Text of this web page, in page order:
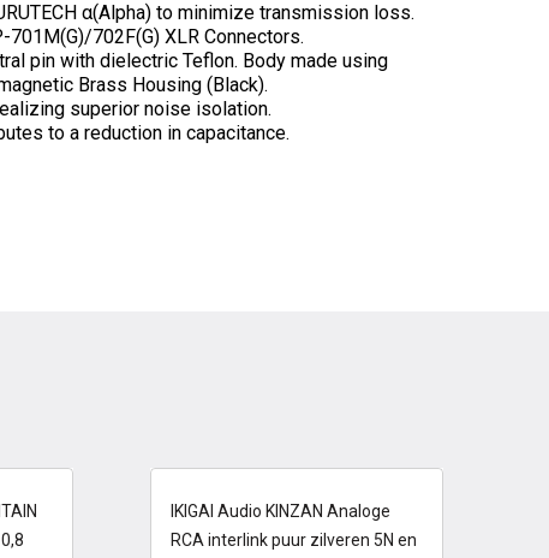
α(Alpha) to minimize transmission loss.
701M(G)/702F(G) XLR Connectors.
pin with dielectric Teflon. Body made using
Brass Housing (Black).
superior noise isolation.
to a reduction in capacitance.
6-13 dagen
IKIGAI Audio KINZAN Analoge
RCA interlink puur zilveren 5N en